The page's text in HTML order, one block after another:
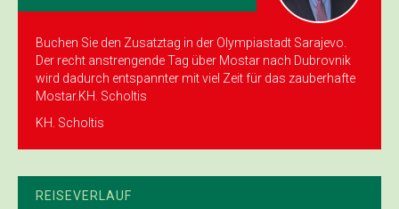
Buchen Sie den Zusatztag in der Olympiastadt Sarajevo.
Der recht anstrengende Tag über Mostar nach Dubrovnik
wird dadurch entspannter mit viel Zeit für das zauberhafte
Mostar.KH. Scholtis
KH. Scholtis
REISEVERLAUF